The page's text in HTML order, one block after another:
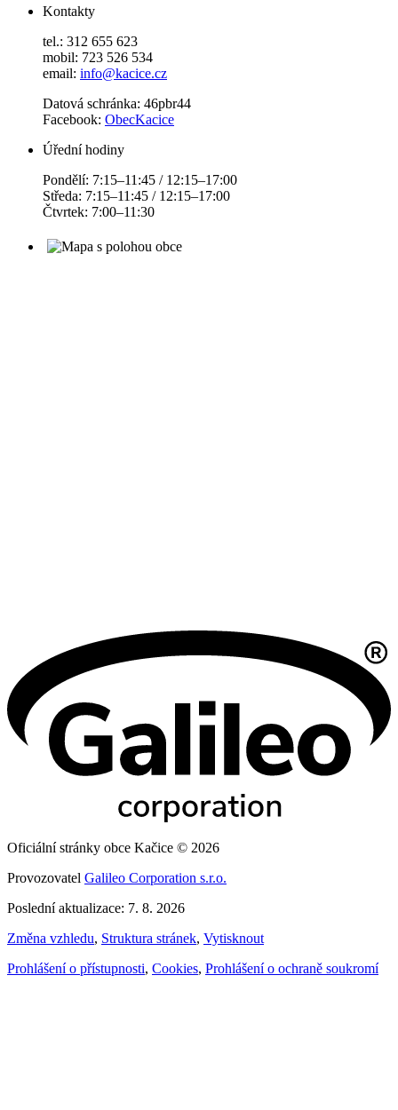
Kontakty
tel.: 312 655 623
mobil: 723 526 534
email: info@kacice.cz
Datová schránka: 46pbr44
Facebook: ObecKacice
Úřední hodiny
Pondělí: 7:15–11:45 / 12:15–17:00
Středa: 7:15–11:45 / 12:15–17:00
Čtvrtek: 7:00–11:30
Oficiální stránky obce Kačice © 2026
Provozovatel Galileo Corporation s.r.o.
Poslední aktualizace: 7. 8. 2026
Změna vzhledu, Struktura stránek, Vytisknout
Prohlášení o přístupnosti, Cookies, Prohlášení o ochraně soukromí